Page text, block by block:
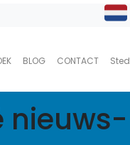
BLOG CONTACT